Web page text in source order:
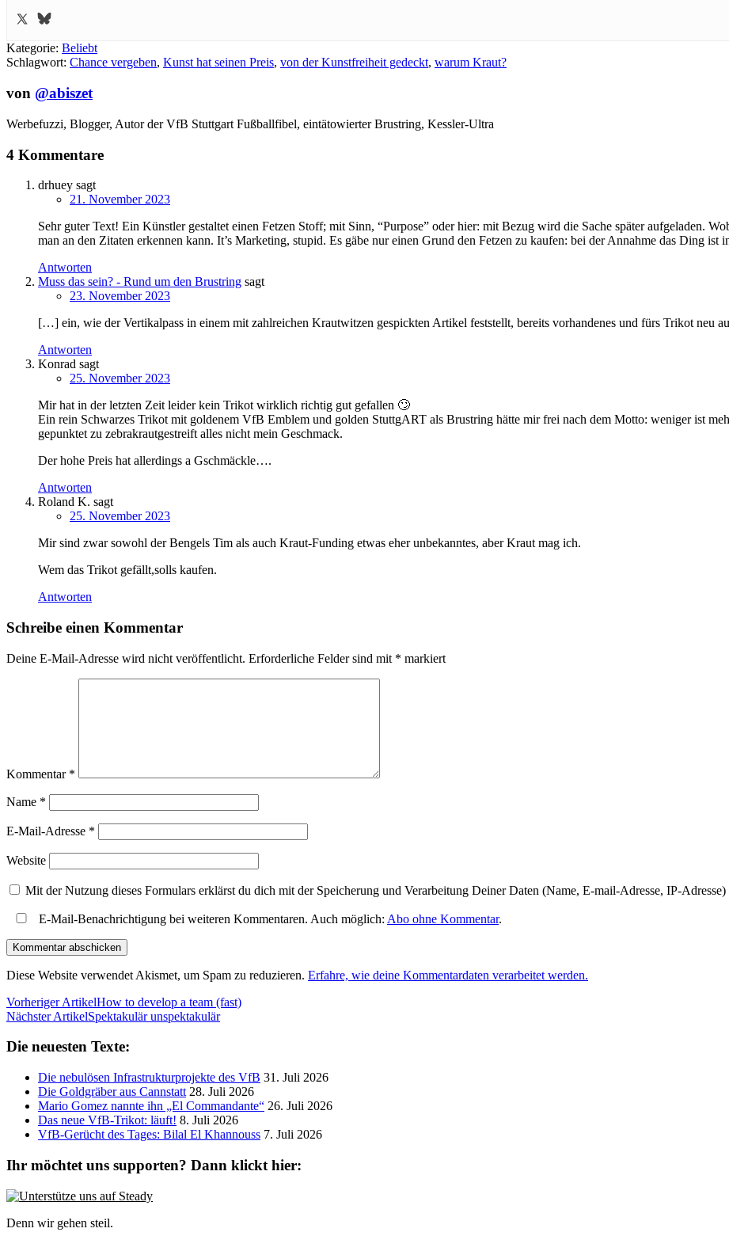
Kategorie: Beliebt
Schlagwort: Chance vergeben, Kunst hat seinen Preis, von der Kunstfreiheit gedeckt, warum Kraut?
von @abiszet
Werbefuzzi, Blogger, Autor der VfB Stuttgart Fußballfibel, eintätowierter Brustring, Kessler-Ultra
4 Kommentare
drhuey sagt
21. November 2023
Sehr guter Text! Ein Künstler gestaltet einen Fetzen Stoff; mit Sinn, “Purpose” oder hier: mit Bezug wird die Sache später aufgeladen.
man an den Zitaten erkennen kann. It’s Marketing, stupid. Es gäbe nur einen Grund den Fetzen zu kaufen: bei der Annahme das Ding ist
Antworten
Muss das sein? - Rund um den Brustring sagt
23. November 2023
[…] ein, wie der Ver­ti­kal­pass in einem mit zahl­rei­chen Kraut­wit­zen gespick­ten Arti­kel fest­stellt, bereits vor­han­de­nes und fürs Tri­kot neu
Antworten
Konrad sagt
25. November 2023
Mir hat in der letzten Zeit leider kein Trikot wirklich richtig gut gefallen 🙄
Ein rein Schwarzes Trikot mit goldenem VfB Emblem und golden StuttgART als Brustring hätte mir frei nach dem Motto: weniger ist
gepunktet zu zebrakrautgestreift alles nicht mein Geschmack.
Der hohe Preis hat allerdings a Gschmäckle….
Antworten
Roland K. sagt
25. November 2023
Mir sind zwar sowohl der Bengels Tim als auch Kraut-Funding etwas eher unbekanntes, aber Kraut mag ich.
Wem das Trikot gefällt,solls kaufen.
Antworten
Schreibe einen Kommentar
Deine E-Mail-Adresse wird nicht veröffentlicht. Erforderliche Felder sind mit * markiert
Kommentar *
Name *
E-Mail-Adresse *
Website
Mit der Nutzung dieses Formulars erklärst du dich mit der Speicherung und Verarbeitung Deiner Daten (Name, E-mail-Adresse, IP-Adresse)
E-Mail-Benachrichtigung bei weiteren Kommentaren. Auch möglich: Abo ohne Kommentar.
Diese Website verwendet Akismet, um Spam zu reduzieren. Erfahre, wie deine Kommentardaten verarbeitet werden.
Vorheriger ArtikelHow to develop a team (fast)
Nächster ArtikelSpektakulär unspektakulär
Die neuesten Texte:
Die nebulösen Infrastrukturprojekte des VfB 31. Juli 2026
Die Goldgräber aus Cannstatt 28. Juli 2026
Mario Gomez nannte ihn „El Commandante“ 26. Juli 2026
Das neue VfB-Trikot: läuft! 8. Juli 2026
VfB-Gerücht des Tages: Bilal El Khannouss 7. Juli 2026
Ihr möchtet uns supporten? Dann klickt hier:
Denn wir gehen steil.